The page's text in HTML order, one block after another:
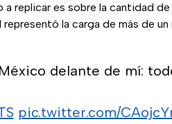
replicar es sobre la cantidad
la carga de más de un
delante de mí:
pic.twitter.com/